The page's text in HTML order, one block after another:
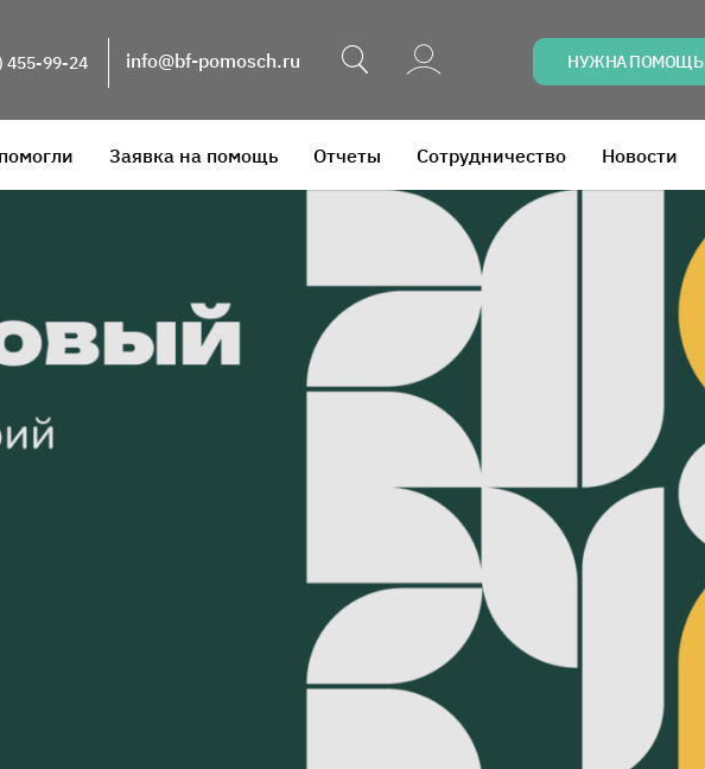
455-99-24 info@bf-pomosch.ru Поиск НУЖНА ПОМОЩЬ
Заявка на помощь Отчеты Сотрудничество Новости